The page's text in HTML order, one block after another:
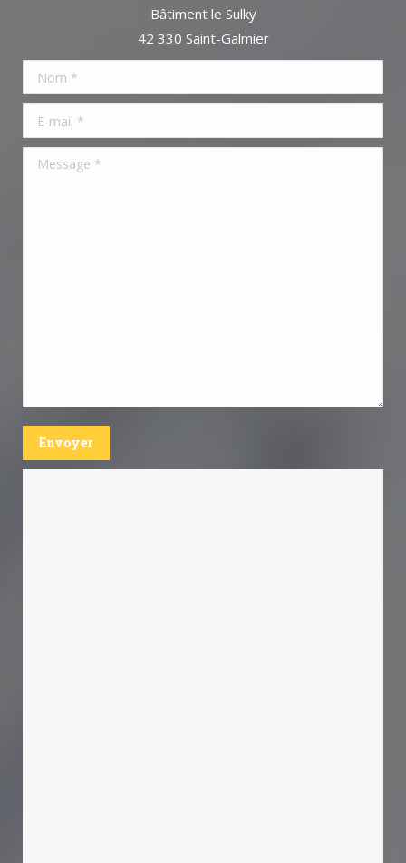
Bâtiment le Sulky
42 330 Saint-Galmier
Nom *
E-mail *
Message *
Envoyer